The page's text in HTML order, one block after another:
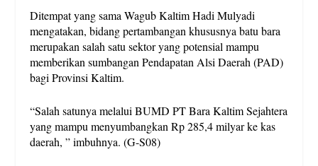
Ditempat yang sama Wagub Kaltim Hadi Mulyadi
mengatakan, bidang pertambangan khususnya batu bara
merupakan salah satu sektor yang potensial mampu
memberikan sumbangan Pendapatan Alsi Daerah (PAD)
bagi Provinsi Kaltim.
“Salah satunya melalui BUMD PT Bara Kaltim Sejahtera
yang mampu menyumbangkan Rp 285,4 milyar ke kas
daerah, ” imbuhnya. (G-S08)